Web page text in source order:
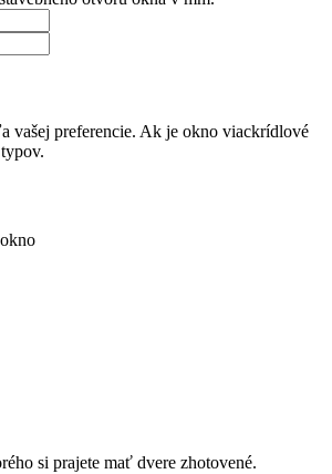
vašej preferencie. Ak je okno viackrídlové
si prajete mať dvere zhotovené.